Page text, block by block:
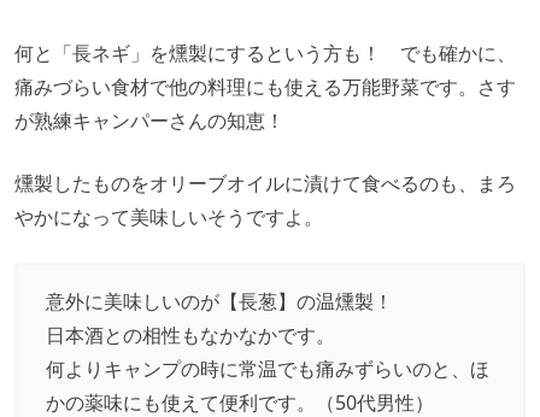
何と「長ネギ」を燻製にするという方も！ でも確かに、
痛みづらい食材で他の料理にも使える万能野菜です。さす
が熟練キャンパーさんの知恵！
燻製したものをオリーブオイルに漬けて食べるのも、まろ
やかになって美味しいそうですよ。
意外に美味しいのが【長葱】の温燻製！
日本酒との相性もなかなかです。
何よりキャンプの時に常温でも痛みずらいのと、ほ
かの薬味にも使えて便利です。（50代男性）